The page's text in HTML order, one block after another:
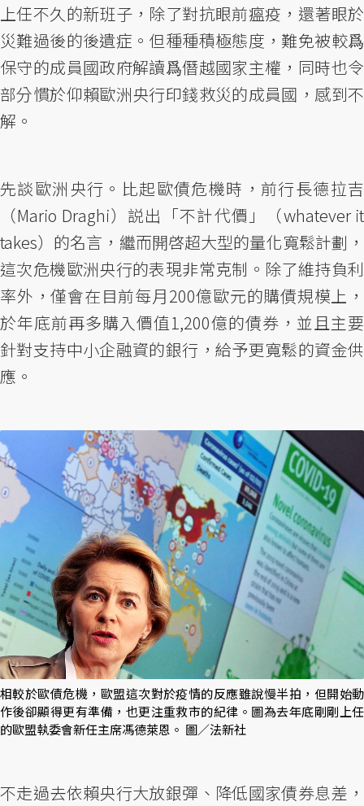
上任不久的新班子，除了對抗眼前瘟疫，還著眼於
災難過後的後遺症。但種種積極態度，難免被較爲
保守的成員國政府解讀爲僭越國家主權，同時也令
部分慣於仰賴歐洲央行印錢救災的成員國，感到不
解。
先談歐洲央行。比起歐債危機時，前行長德拉吉
（Mario Draghi）説出「不計代價」（whatever it
takes）的名言，繼而開啓超大型的量化寬鬆計劃，
這次危機歐洲央行的表現非常克制。除了維持負利
率外，僅會在目前每月200億歐元的購債規模上，
於年底前再多購入價值1,200億的債券，並且主要
針對支持中小企融資的銀行，給予更寬鬆的資金供
應。
相較於歐債危機，歐盟這次對於疫情的反應雖說慢半拍，但開始動
作後卻顯得更有準備，也更注重救市的紀律。圖為去年底剛剛上任
的歐盟執委會新任主席馮德萊恩。 圖／法新社
不走過去依賴央行大放銀彈、降低國家債券息差，